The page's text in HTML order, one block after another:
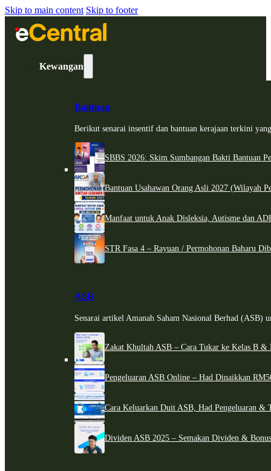
Skip to main content Skip to footer
Kewangan
Bantuan
Berikut senarai insentif dan bantuan kerajaan terkini
SBBS 2026: Skim Sumbangan Bakti Bantuan
Bantuan Usahawan Orang Asli 2027 (Wilayah
Manfaat untuk Anak Disleksia, Autisme dan
STR Fasa 4 – Rayuan / Permohonan Baharu
ASB
Senarai artikel Amanah Saham Nasional Berhad (ASB)
Zakat Khultah ASB – Cara Tukar ke Kelas B &
Pengeluaran ASB Online – Had Dinaikkan
Cara Keluarkan Duit ASB, Had Pengeluaran &
Dividen ASB 2025 – Semakan Dividen &